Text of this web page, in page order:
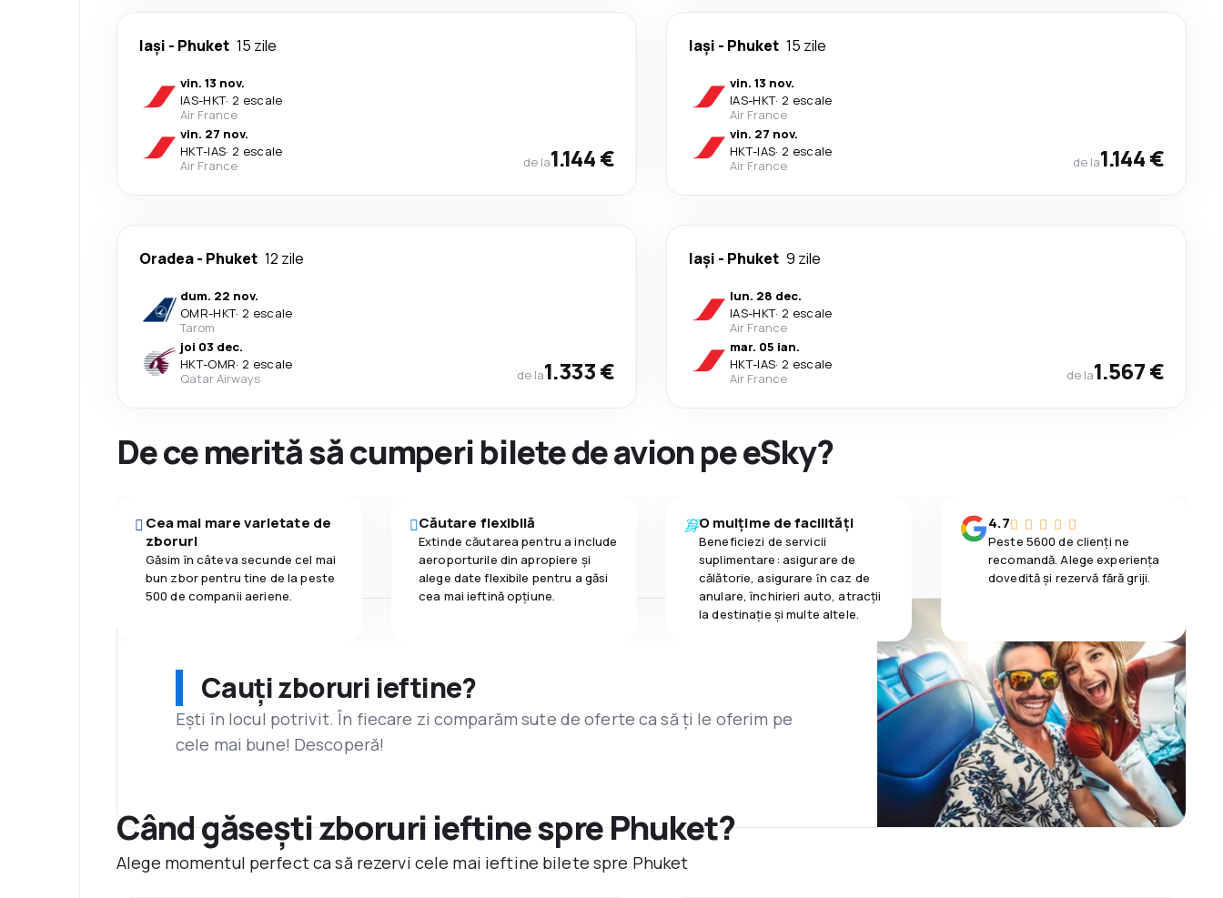
Iași - Phuket 15 zile
vin. 13 nov.
IAS-HKT· 2 escale
Air France
vin. 27 nov.
HKT-IAS· 2 escale
Air France
de la1.144 €
Iași - Phuket 15 zile
vin. 13 nov.
IAS-HKT· 2 escale
Air France
vin. 27 nov.
HKT-IAS· 2 escale
Air France
de la1.144 €
Oradea- Phuket 12 zile
dum. 22 nov.
OMR-HKT· 2 escale
Tarom
joi 03 dec.
HKT-OMR· 2 escale
Qatar Airways
de la1.333 €
Iași - Phuket 9 zile
lun. 28 dec.
IAS-HKT· 2 escale
Air France
mar. 05 ian.
HKT-IAS· 2 escale
Air France
de la1.567 €
De ce merită să cumperi bilete de avion pe eSky?
Cea mai mare varietate de
zboruri
Găsim în câteva secunde cel mai
bun zbor pentru tine de la peste
500 de companii aeriene.
Căutare flexibilă
Extinde căutarea pentru a include
aeroporturile din apropiere și
alege date flexibile pentru a găsi
cea mai ieftină opțiune.
O mulțime de facilități
Beneficiezi de servicii
suplimentare: asigurare de
călătorie, asigurare ȋn caz de
anulare, închirieri auto, atracții
la destinaţie și multe altele.
4.7
Peste 5600 de clienți ne
recomandă. Alege experiența
dovedită și rezervă fără griji.
Cauți zboruri ieftine?
Ești în locul potrivit. În fiecare zi comparăm sute de oferte ca să ți le oferim pe
cele mai bune! Descoperă!
Când găsești zboruri ieftine spre Phuket?
Alege momentul perfect ca să rezervi cele mai ieftine bilete spre Phuket